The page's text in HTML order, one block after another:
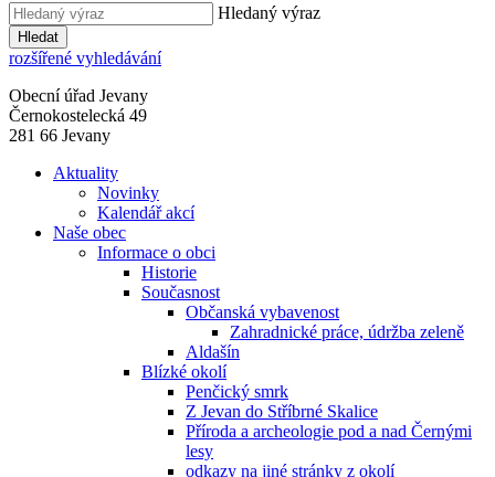
Hledaný výraz
Hledat
rozšířené vyhledávání
Obecní úřad Jevany
Černokostelecká 49
281 66 Jevany
Aktuality
Novinky
Kalendář akcí
Naše obec
Informace o obci
Historie
Současnost
Občanská vybavenost
Zahradnické práce, údržba zeleně
Aldašín
Blízké okolí
Penčický smrk
Z Jevan do Stříbrné Skalice
Příroda a archeologie pod a nad Černými
lesy
odkazy na jiné stránky z okolí